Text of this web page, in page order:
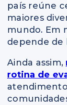
país reúne
maiores
mundo. Em
depende de
Ainda assim,
rotina de